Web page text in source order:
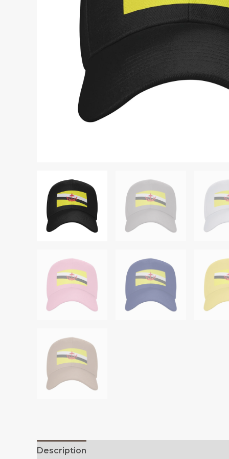
Description